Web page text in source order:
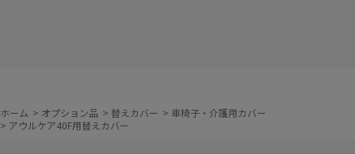
ホーム > オプション品 > 替えカバー > 車椅子・介護用カバー
> アウルケア40F用替えカバー